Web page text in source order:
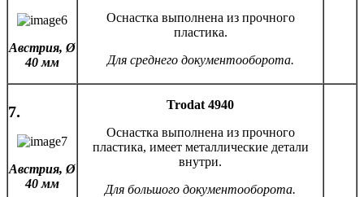
Австрия, Ø
40 мм
Оснастка выполнена из прочного
пластика.
Для среднего документооборота.
7.
Австрия, Ø
40 мм
Trodat 4940
Оснастка выполнена из прочного
пластика, имеет металлические детали
внутри.
Для большого документооборота.